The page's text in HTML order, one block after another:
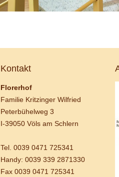
Kontakt
Florerhof
Familie Kritzinger Wilfried
Peterbühelweg 3
I-39050 Völs am Schlern
Tel. 0039 0471 725341
Handy: 0039 339 2871330
Fax 0039 0471 725341